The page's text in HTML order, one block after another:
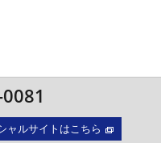
ャルサイトはこちら